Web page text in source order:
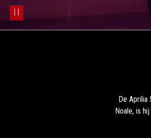
De Aprilia
Noale, is